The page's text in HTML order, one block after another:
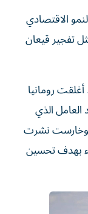
الاقتصادي
تفجير قيعان
رومانيا
العامل الذي
نشرت
بهدف تحسين